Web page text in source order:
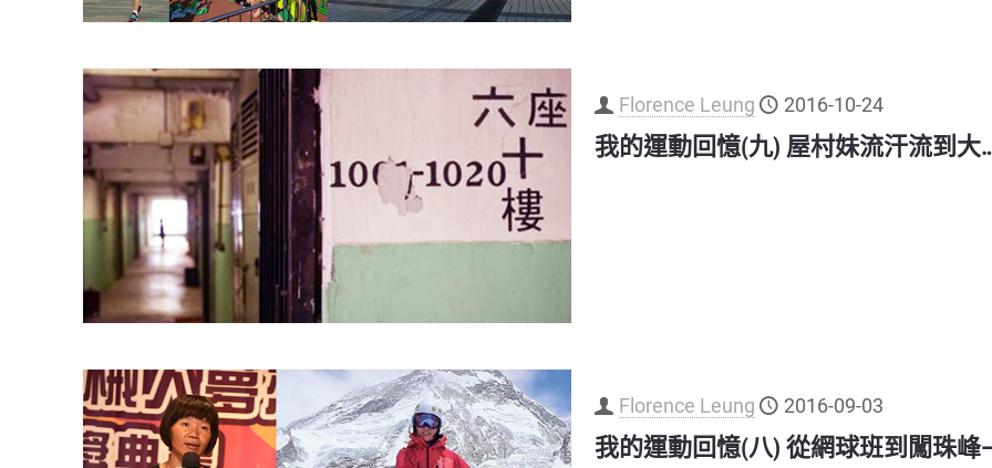
Florence Leung 2016-10-24
我的運動回憶(九) 屋村妹流汗流到
Florence Leung 2016-09-03
我的運動回憶(八) 從網球班到闖珠